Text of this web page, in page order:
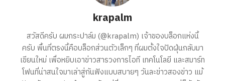
krapalm
สวัสดีครับ ผมกระปาล์ม (@krapalm) เจ้าของบล็อกแห่งนี้
ครับ พื้นที่ตรงนี้คือบล็อกส่วนตัวเล็กๆ ที่ผมตั้งใจปัดฝุ่นกลับมา
เขียนใหม่ เพื่อหยิบเอาข่าวสารวงการไอที เทคโนโลยี และสมาร์ท
โฟนที่น่าสนใจมาเล่าสู่กันฟังแบบสบายๆ วันละข่าวสองข่าว แม้